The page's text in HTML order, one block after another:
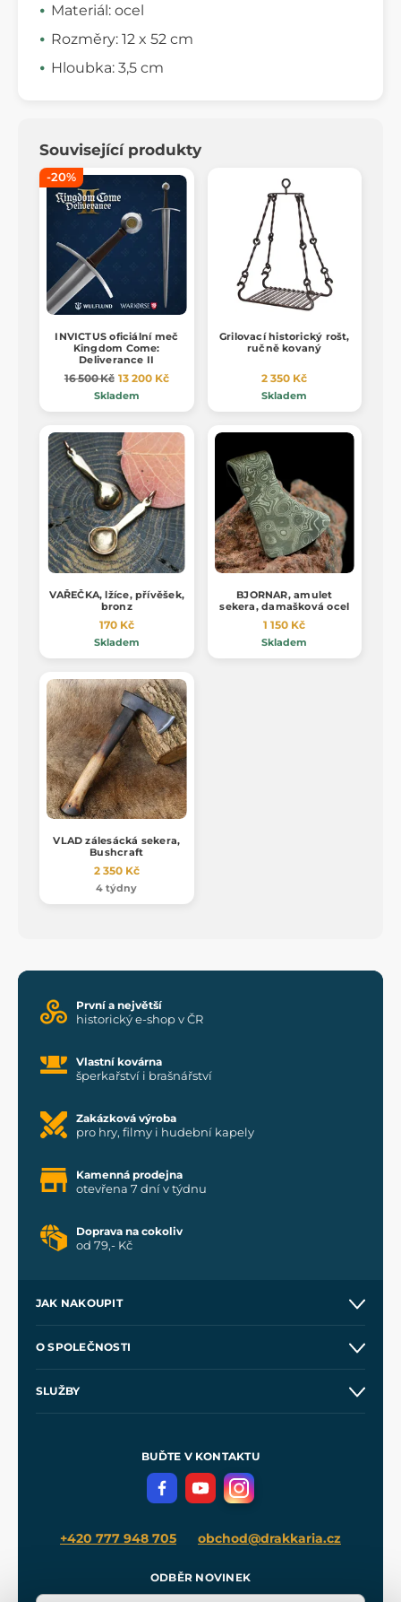
Materiál: ocel
Rozměry: 12 x 52 cm
Hloubka: 3,5 cm
Související produkty
-20%
INVICTUS oficiální meč
Kingdom Come:
Deliverance II
16 500 Kč 13 200 Kč
Skladem
Grilovací historický rošt,
ručně kovaný
2 350 Kč
Skladem
VAŘEČKA, lžíce, přívěšek,
bronz
170 Kč
Skladem
BJORNAR, amulet
sekera, damašková ocel
1 150 Kč
Skladem
VLAD zálesácká sekera,
Bushcraft
2 350 Kč
4 týdny
První a největší
historický e-shop v ČR
Vlastní kovárna
šperkařství i brašnářství
Zakázková výroba
pro hry, filmy i hudební kapely
Kamenná prodejna
otevřena 7 dní v týdnu
Doprava na cokoliv
od 79,- Kč
JAK NAKOUPIT
Velkoobchod
O SPOLEČNOSTI
SLUŽBY
Meče pro Kingdom Come
BUĎTE V KONTAKTU
+420 777 948 705 obchod@drakkaria.cz
ODBĚR NOVINEK